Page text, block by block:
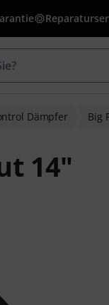
Dämpfer Big
14"